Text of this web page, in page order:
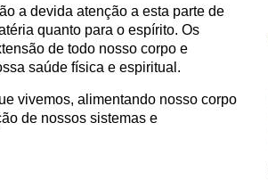
a devida atenção a esta parte de
quanto para o espírito. Os
de todo nosso corpo e
saúde física e espiritual.
vivemos, alimentando nosso corpo
de nossos sistemas e